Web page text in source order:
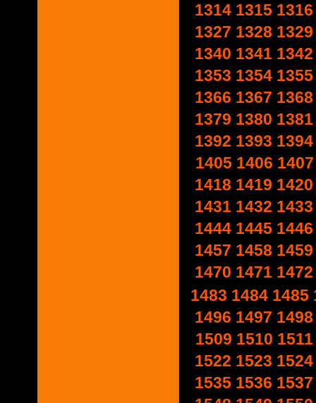
1314 1315 1316
1327 1328 1329
1340 1341 1342
1353 1354 1355
1366 1367 1368
1379 1380 1381
1392 1393 1394
1405 1406 1407
1418 1419 1420
1431 1432 1433
1444 1445 1446
1457 1458 1459
1470 1471 1472
1483 1484 1485
1496 1497 1498
1509 1510 1511
1522 1523 1524
1535 1536 1537